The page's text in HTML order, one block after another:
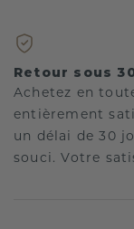
Retour sous
Achetez en
entièrement
un délai de 30
souci. Votre